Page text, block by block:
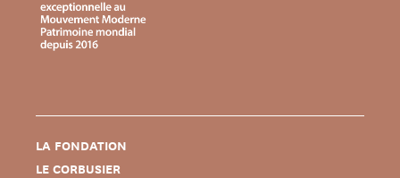
LA FONDATION
LE CORBUSIER